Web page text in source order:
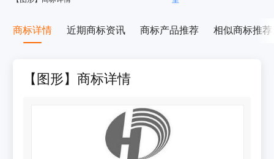
商标详情 近期商标资讯 商标产品推荐 相似商标推荐
【图形】商标详情